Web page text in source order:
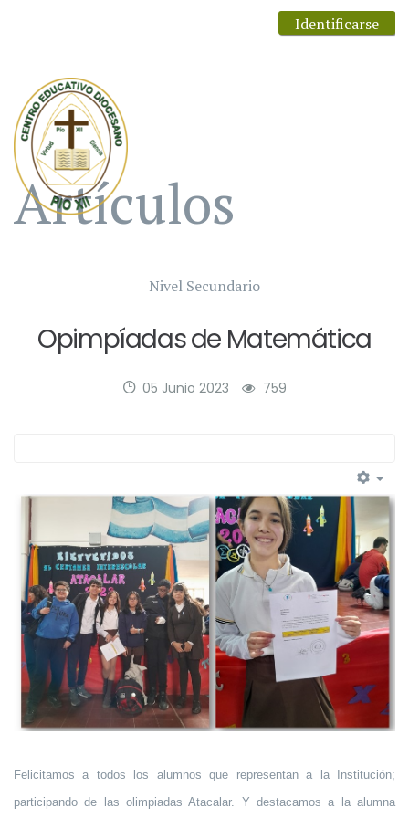
Identificarse
Artículos
Nivel Secundario
Opimpíadas de Matemática
05 Junio 2023 759
Felicitamos a todos los alumnos que representan a la Institución;
participando de las olimpiadas Atacalar. Y destacamos a la alumna